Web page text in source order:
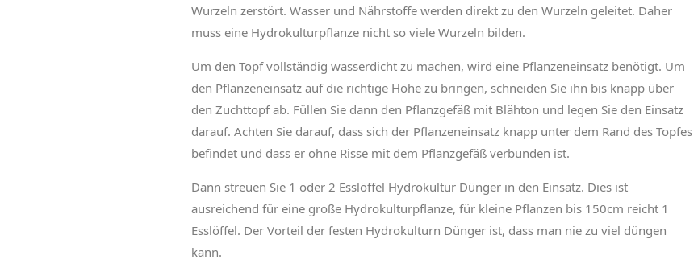
Wurzeln zerstört. Wasser und Nährstoffe werden direkt zu den Wurzeln geleitet. Daher
muss eine Hydrokulturpflanze nicht so viele Wurzeln bilden.
Um den Topf vollständig wasserdicht zu machen, wird eine Pflanzeneinsatz benötigt. Um
den Pflanzeneinsatz auf die richtige Höhe zu bringen, schneiden Sie ihn bis knapp über
den Zuchttopf ab. Füllen Sie dann den Pflanzgefäß mit Blähton und legen Sie den Einsatz
darauf. Achten Sie darauf, dass sich der Pflanzeneinsatz knapp unter dem Rand des Topfes
befindet und dass er ohne Risse mit dem Pflanzgefäß verbunden ist.
Dann streuen Sie 1 oder 2 Esslöffel Hydrokultur Dünger in den Einsatz. Dies ist
ausreichend für eine große Hydrokulturpflanze, für kleine Pflanzen bis 150cm reicht 1
Esslöffel. Der Vorteil der festen Hydrokulturn Dünger ist, dass man nie zu viel düngen
kann.